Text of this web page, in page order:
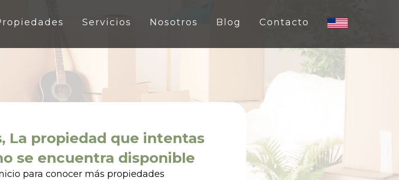
Servicios Nosotros Blog Contacto
La propiedad que intentas
se encuentra disponible
para conocer más propiedades